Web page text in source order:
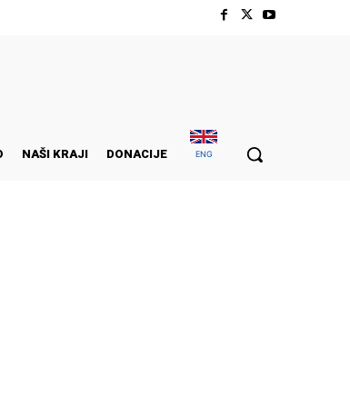
NAŠI KRAJI DONACIJE ENG